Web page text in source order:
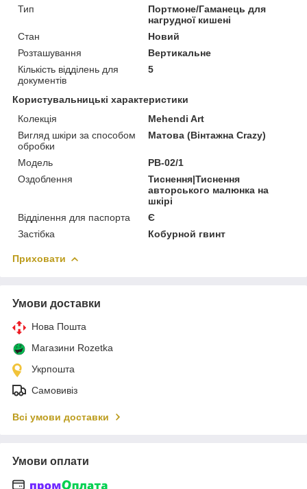
Тип
Портмоне/Гаманець для
нагрудної кишені
Стан
Новий
Розташування
Вертикальне
Кількість відділень для
документів
5
Користувальницькі характеристики
Колекція
Mehendi Art
Вигляд шкіри за способом
обробки
Матова (Вінтажна Crazy)
Модель
PB-02/1
Оздоблення
Тиснення|Тиснення
авторського малюнка на
шкірі
Відділення для паспорта
Є
Застібка
Кобурной гвинт
Приховати
Умови доставки
Нова Пошта
Магазини Rozetka
Укрпошта
Самовивіз
Всі умови доставки
Умови оплати